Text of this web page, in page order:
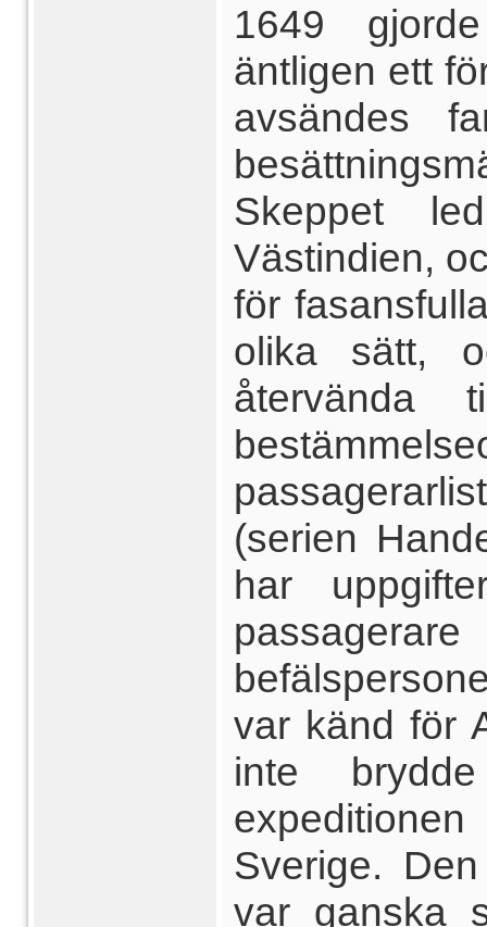
1649
äntligen ett
avsändes
Skeppet
Västindien,
för
olika sätt,
återvända
(serien
har
var känd för
inte
Sverige.
var ganska